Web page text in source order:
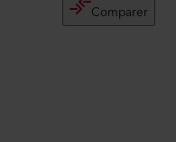
Comparer